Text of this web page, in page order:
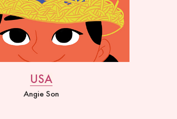
USA
Angie Son